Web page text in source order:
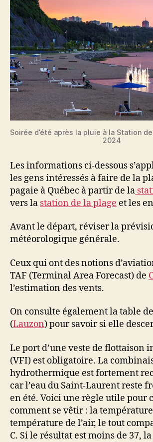
Soirée d’été après la pluie à la Station
2024
Les informations ci-dessous
les gens intéressés à faire de la
pagaie à Québec à partir de la
vers la station de la plage et les
Avant le départ, réviser la
météorologique générale.
Ceux qui ont des notions
TAF (Terminal Area Forecast) de
l’estimation des vents.
On consulte également la table
(Lauzon) pour savoir si elle
Le port d’une veste de flottaison
(VFI) est obligatoire. La
hydrothermique est fortement
car l’eau du Saint-Laurent reste
en été. Voici une règle utile pour
comment se vêtir : la température
température de l’air, le tout
C. Si le résultat est moins de 37,